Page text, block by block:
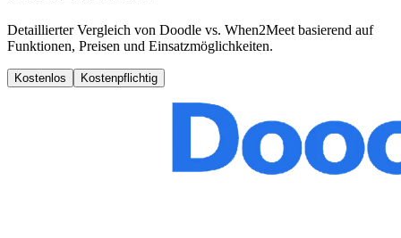
Detaillierter Vergleich von Doodle vs. When2Meet basierend auf
Funktionen, Preisen und Einsatzmöglichkeiten.
Kostenlos Kostenpflichtig